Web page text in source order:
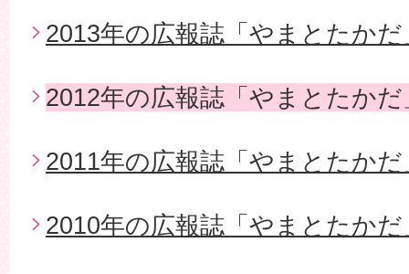
2013年の広報誌「やまとたかだ
2012年の広報誌「やまとたかだ
2011年の広報誌「やまとたかだ
2010年の広報誌「やまとたかだ